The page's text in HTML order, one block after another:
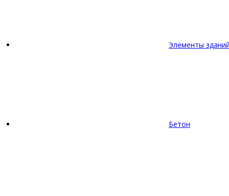
Элементы
Бетон